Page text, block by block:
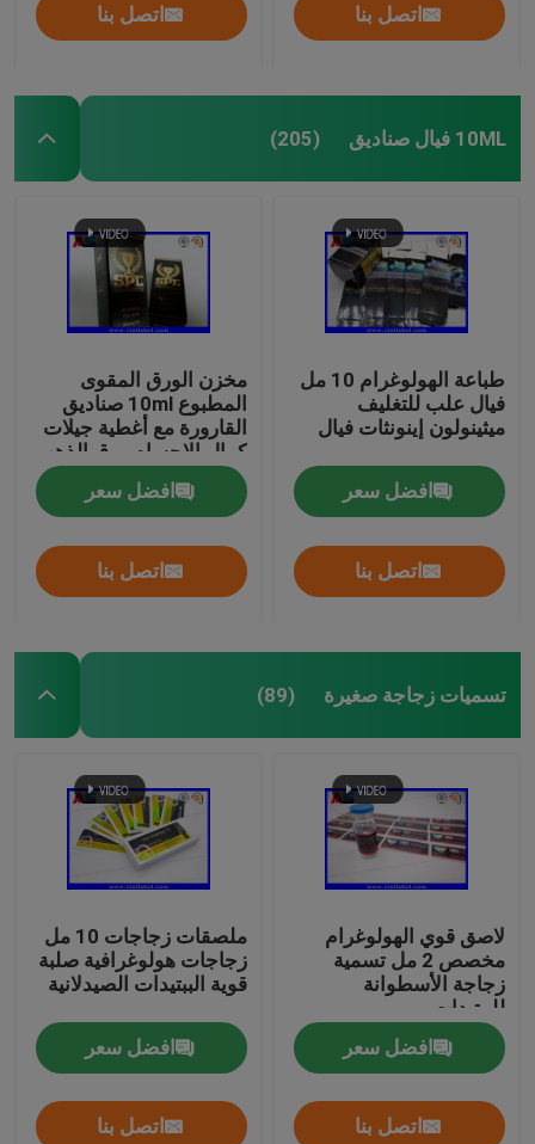
اتصل بنا اتصل بنا
10ML فيال صناديق (205)
طباعة الهولوغرام 10 مل
فيال علب للتغليف
ميثينولون إينونثات فيال
افضل سعر
اتصل بنا
مخزن الورق المقوى
المطبوع 10ml صناديق
القارورة مع أغطية جيلات
كمال الاجسام ورق الذهب
تغليف ورق الذهب
افضل سعر
اتصل بنا
تسميات زجاجة صغيرة (89)
لاصق قوي الهولوغرام
مخصص 2 مل تسمية
زجاجة الأسطوانة
للببتيدات
افضل سعر
اتصل بنا
ملصقات زجاجات 10 مل
زجاجات هولوغرافية صلبة
قوية الببتيدات الصيدلانية
افضل سعر
اتصل بنا